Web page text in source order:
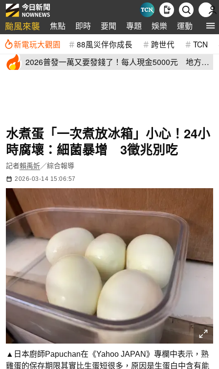
颱風來襲 焦點 即時 要聞 專題 娛樂 運動 全球
新電玩大觀園 88風災伴你成長 跨世代 TCN
2026普發一萬又要發錢了！每人現金5000元 地方加
水煮蛋「一次煮放冰箱」小心！24小
時腐壞：細菌暴增 3徵兆別吃
記者賴禹妡／綜合報導
2026-03-14 15:06:57
▲日本廚師Papuchan在《Yahoo JAPAN》專欄中表示，熟
雞蛋的保存期限其實比生蛋短很多，原因是生蛋白中含有能